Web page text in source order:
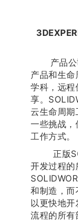
产品公司
产品和生
学科，远程
享。
云生命周
一些挑战，
工作方式。
正版
开发过程的
和制造，而
以更快地
流程的所有